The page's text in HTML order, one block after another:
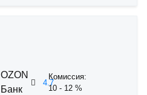
OZON
Банк
4.7
Комиссия:
10 - 12 %